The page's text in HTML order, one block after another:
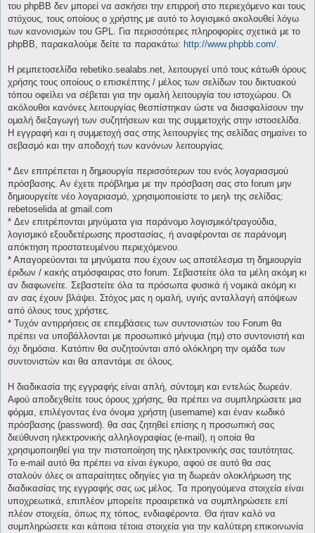
του phpBB δεν μπορεί να ασκήσει την επιρροή στο περιεχόμενο και τους
στόχους, τους οποίους ο χρήστης με αυτό το λογισμικό ακολουθεί λόγω
των κανονισμών του GPL. Για περισσότερες πληροφορίες σχετικά με το
phpBB, παρακαλούμε δείτε τα παρακάτω: http://www.phpbb.com/.
Η ρεμπετοσελίδα rebetiko.sealabs.net, λειτουργεί υπό τους κάτωθι όρους
χρήσης τους οποίους ο επισκέπτης / μέλος των σελίδων του δικτυακού
τόπου οφείλει να σέβεται για την ομαλή λειτουργία του ιστοχώρου. Οι
ακόλουθοι κανόνες λειτουργίας θεσπίστηκαν ώστε να διασφαλίσουν την
ομαλή διεξαγωγή των συζητήσεων και της συμμετοχής στην ιστοσελίδα.
Η εγγραφή και η συμμετοχή σας στης λειτουργίες της σελίδας σημαίνει το
σεβασμό και την αποδοχή των κανόνων λειτουργίας.
* Δεν επιτρέπεται η δημιουργία περισσότερων του ενός λογαριασμού
πρόσβασης. Αν έχετε πρόβλημα με την πρόσβαση σας στο forum μην
δημιουργείτε νέο λογαριασμό, χρησιμοποιείστε το μεηλ της σελίδας:
rebetoselida at gmail.com
* Δεν επιτρέπονται μηνύματα για παράνομο λογισμικό/τραγούδια,
λογισμικό εξουδετέρωσης προστασίας, ή αναφέρονται σε παράνομη
απόκτηση προστατευμένου περιεχόμενου.
* Απαγορεύονται τα μηνύματα που έχουν ως αποτέλεσμα τη δημιουργία
έριδων / κακής ατμόσφαιρας στο forum. Σεβαστείτε όλα τα μέλη ακόμη κι
αν διαφωνείτε. Σεβαστείτε όλα τα πρόσωπα φυσικά ή νομικά ακόμη κι
αν σας έχουν βλάψει. Στόχος μας η ομαλή, υγιής ανταλλαγή απόψεων
από όλους τους χρήστες.
* Τυχόν αντιρρήσεις σε επεμβάσεις των συντονιστών του Forum θα
πρέπει να υποβάλλονται με προσωπικό μήνυμα (πμ) στο συντονιστή και
όχι δημόσια. Κατόπιν θα συζητούνται από ολόκληρη την ομάδα των
συντονιστών και θα απαντάμε σε όλους.
Η διαδικασία της εγγραφής είναι απλή, σύντομη και εντελώς δωρεάν.
Αφού αποδεχθείτε τους όρους χρήσης, θα πρέπει να συμπληρώσετε μια
φόρμα, επιλέγοντας ένα όνομα χρήστη (username) και έναν κωδικό
πρόσβασης (password). θα σας ζητηθεί επίσης η προσωπική σας
διεύθυνση ηλεκτρονικής αλληλογραφίας (e-mail), η οποία θα
χρησιμοποιηθεί για την πιστοποίηση της ηλεκτρονικής σας ταυτότητας.
Το e-mail αυτό θα πρέπει να είναι έγκυρο, αφού σε αυτό θα σας
σταλούν όλες οι απαραίτητες οδηγίες για τη δωρεάν ολοκλήρωση της
διαδικασίας της εγγραφής σας ως μέλος. Τα προηγούμενα στοιχεία είναι
υποχρεωτικά, επιπλέον μπορείτε προαιρετικά να συμπληρώσετε επί
πλέον στοιχεία, όπως πχ τόπος, ενδιαφέροντα. Θα ήταν καλό να
συμπληρώσετε και κάποια τέτοια στοιχεία για την καλύτερη επικοινωνία